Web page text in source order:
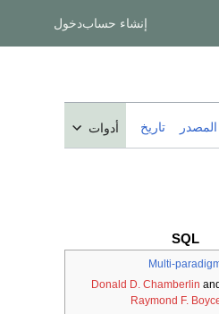
إنشاء حسابدخول
تاريخ أدوات
SQL
Multi-
Donald D. Chamberlin and
Raymond F.